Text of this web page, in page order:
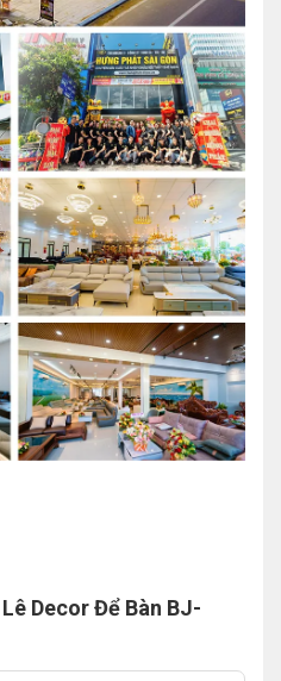
Decor Để Bàn BJ-